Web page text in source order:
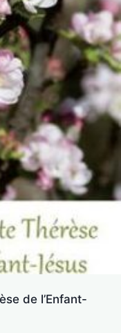
de l’Enfant-